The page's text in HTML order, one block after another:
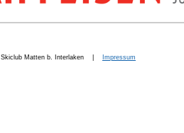
Skiclub Matten b. Interlaken | Impressum